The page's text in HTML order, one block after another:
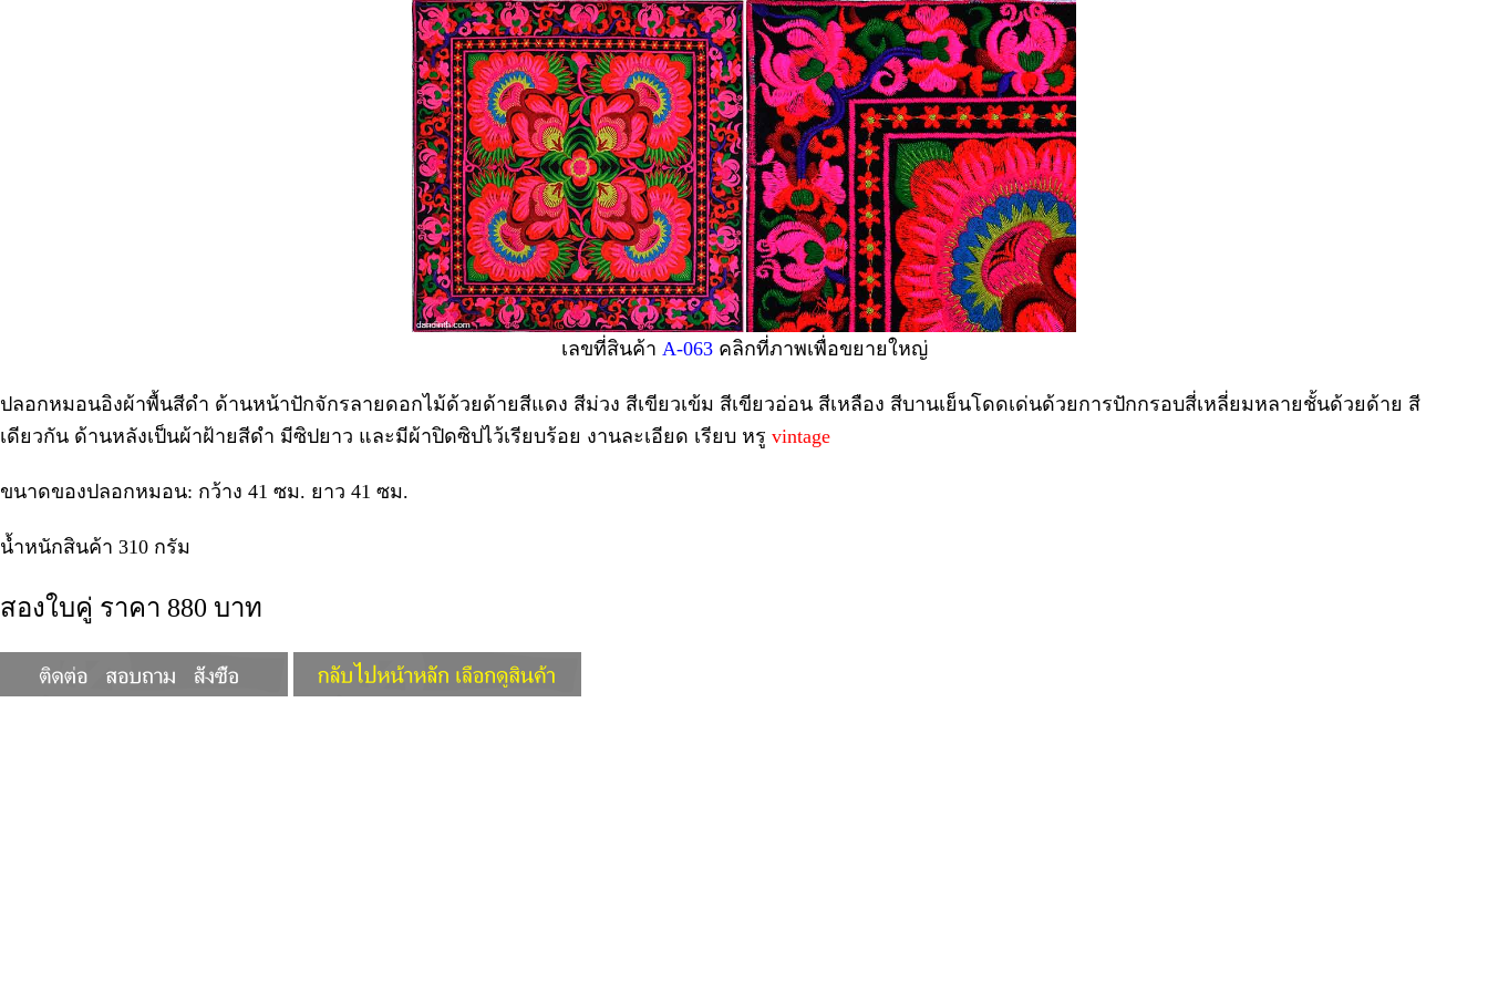
เลขที่สินค้า A-063คลิกที่ภาพเพื่อขยายใหญ่
ปลอกหมอนอิงผ้าพื้นสีดำ ด้านหน้าปักจักรลายดอกไม้ด้วยด้ายสีแดง สีม่วง สีเขียวเข้ม สีเขียวอ่อน สีเหลือง สีบานเย็นโดดเด่นด้วยการปักกรอบสี่เหลี่ยมหลายชั้นด้วยด้าย สี
เดียวกัน ด้านหลังเป็นผ้าฝ้ายสีดำ มีซิปยาว และมีผ้าปิดซิปไว้เรียบร้อย งานละเอียด เรียบ หรู vintage
ขนาดของปลอกหมอน: กว้าง 41 ซม. ยาว 41 ซม.
น้ำหนักสินค้า 310 กรัม
สองใบคู่ ราคา 880 บาท